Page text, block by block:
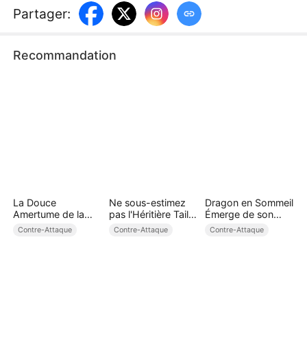
de tous.
Partager:
Recommandation
La Douce
Amertume de la
Voir Divorcée (
Contre-Attaque
Ne sous-estimez
pas l'Héritière Taille
48
Contre-Attaque
Dragon en Sommeil
Émerge de son
Antre ( Doublé )
Contre-Attaque